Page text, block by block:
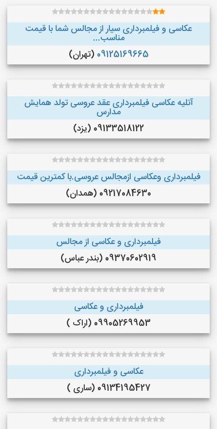
عکاسی و فیلمبرداری سیار از مجالس شما با قیمت
مناسب...
09125169665 (تهران)
آتلیه عکاسی فیلمبرداری عقد عروسی تولد همایش
مدارس
09133518122 (یزد)
فیلمبرداری وعکاسی ازمجالس عروسی.با کمترین قیمت
09217084630 (همدان)
فیلمبرداری و عکاسی از مجالس
09370602919 (بندر عباس)
فیلمبرداری و عکاسی
09905269953 (اراک )
عکاسی و فیلمبرداری
09134195427 (ساری )